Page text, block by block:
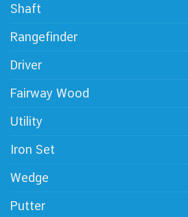
Shaft
Rangefinder
Driver
Fairway Wood
Utility
Iron Set
Wedge
Putter